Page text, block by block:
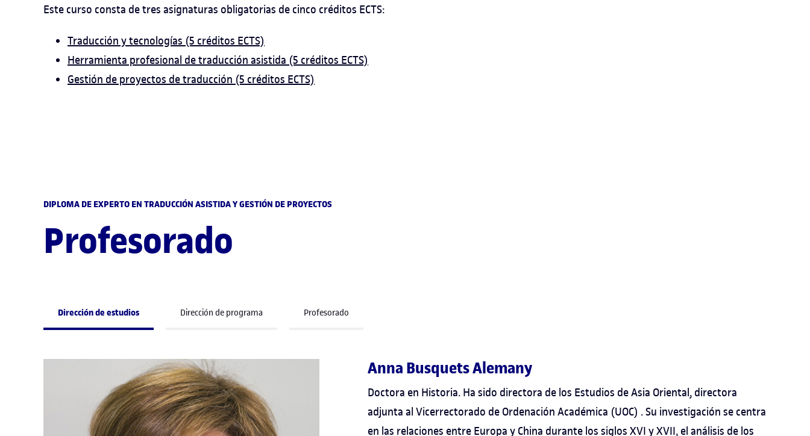
Este curso consta de tres asignaturas obligatorias de cinco créditos ECTS:
Traducción y tecnologías (5 créditos ECTS)
Herramienta profesional de traducción asistida (5 créditos ECTS)
Gestión de proyectos de traducción (5 créditos ECTS)
DIPLOMA DE EXPERTO EN TRADUCCIÓN ASISTIDA Y GESTIÓN DE PROYECTOS
Profesorado
Dirección de estudios Dirección de programa Profesorado
Anna Busquets Alemany
Doctora en Historia. Ha sido directora de los Estudios de Asia Oriental, directora
adjunta al Vicerrectorado de Ordenación Académica (UOC) . Su investigación se centra
en las relaciones entre Europa y China durante los siglos XVI y XVII, el análisis de los